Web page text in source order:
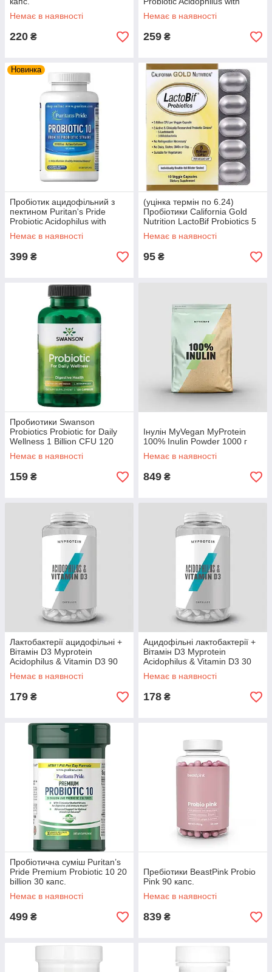
Немає в наявності
220 ₴
Pectin 100 капс.
Немає в наявності
259 ₴
Новинка
Пробіотик ацидофільний з
пектином Puritan's Pride
Probiotic Acidophilus with
Pectin 100 капс.
Немає в наявності
399 ₴
(уцінка термін по 6.24)
Пробіотики California Gold
Nutrition LactoBif Probiotics 5
Billion CFU 10 капс.
Немає в наявності
95 ₴
Пробиотики Swanson
Probiotics Probiotic for Daily
Wellness 1 Billion CFU 120
капс.
Немає в наявності
159 ₴
Інулін MyVegan MyProtein
100% Inulin Powder 1000 г
Немає в наявності
849 ₴
Лактобактерії ацидофільні +
Вітамін D3 Myprotein
Acidophilus & Vitamin D3 90
капс.
Немає в наявності
179 ₴
Ацидофільні лактобактерії +
Вітамін D3 Myprotein
Acidophilus & Vitamin D3 30
капс.
Немає в наявності
178 ₴
Пробіотична суміш Puritan’s
Pride Premium Probiotic 10 20
billion 30 капс.
Немає в наявності
499 ₴
Пребіотики BeastPink Probio
Pink 90 капс.
Немає в наявності
839 ₴